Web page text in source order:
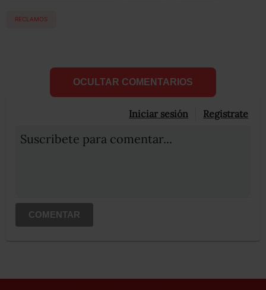
RECLAMOS
OCULTAR COMENTARIOS
Iniciar sesión Registrate
Suscribete para comentar...
COMENTAR